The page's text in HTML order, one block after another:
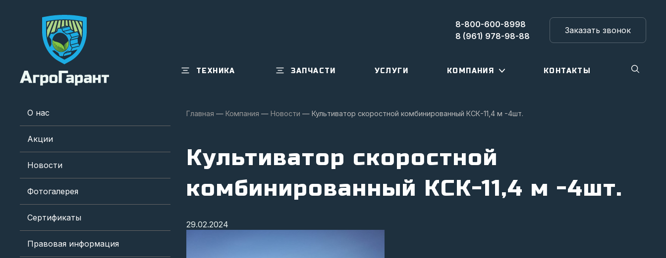
8-800-600-8998
8 (961) 978-98-88
Заказать звонок
ТЕХНИКА ЗАПЧАСТИ УСЛУГИ КОМПАНИЯ КОНТАКТЫ
О нас
Акции
Новости
Фотогалерея
Сертификаты
Правовая информация
Главная — Компания — Новости — Культиватор скоростной комбинированный КСК-11,4 м -4шт.
Культиватор скоростной
комбинированный КСК-11,4 м -4шт.
29.02.2024